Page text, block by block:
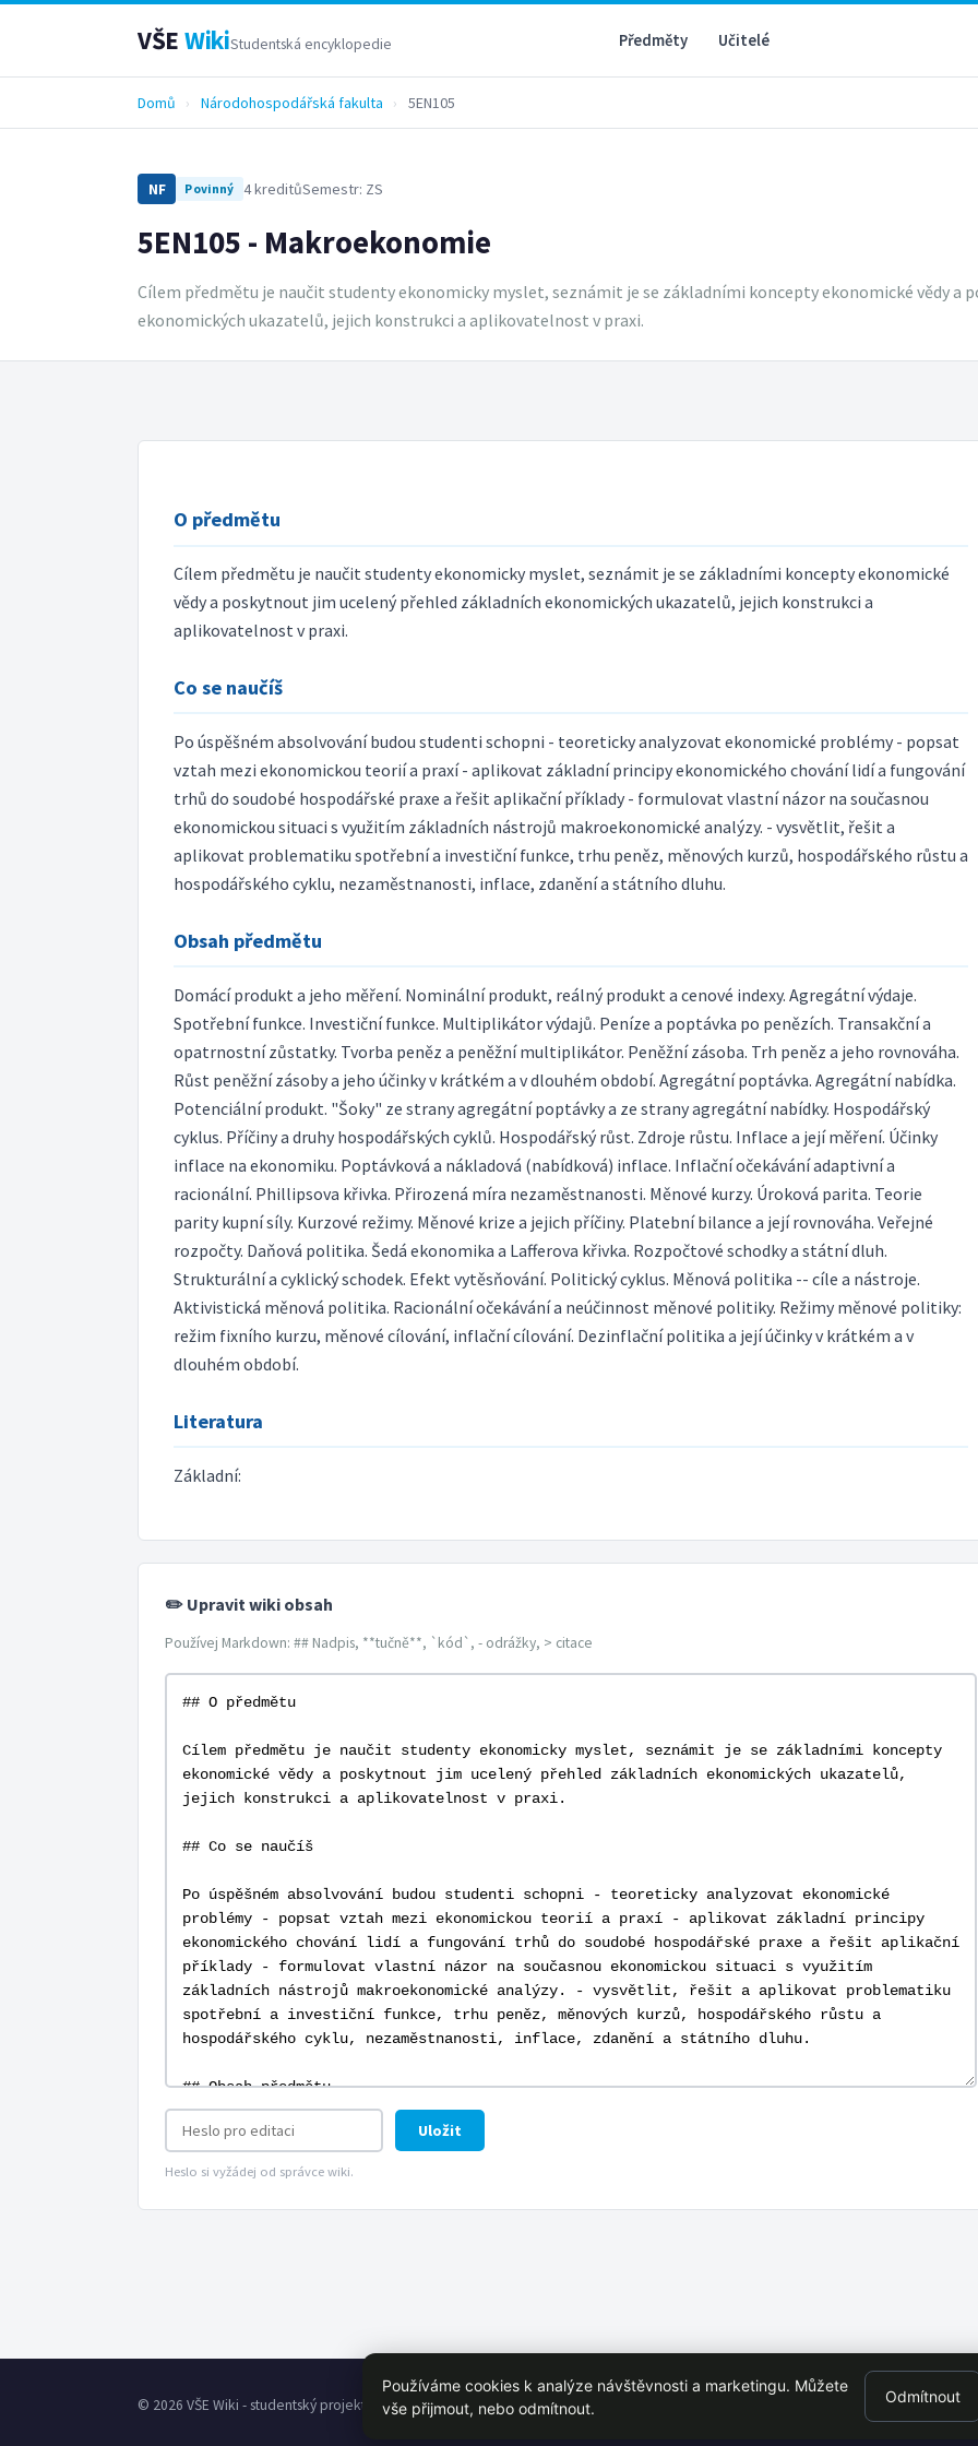
VŠE WikiStudentská encyklopedie Předměty Učitelé
Domů › Národohospodářská fakulta › 5EN105
NF Povinný 4 kreditůSemestr: ZS
5EN105 - Makroekonomie
Cílem předmětu je naučit studenty ekonomicky myslet, seznámit je se základními koncepty ekonomické vědy a
ekonomických ukazatelů, jejich konstrukci a aplikovatelnost v praxi.
O předmětu
Cílem předmětu je naučit studenty ekonomicky myslet, seznámit je se základními koncepty ekonomické
vědy a poskytnout jim ucelený přehled základních ekonomických ukazatelů, jejich konstrukci a
aplikovatelnost v praxi.
Co se naučíš
Po úspěšném absolvování budou studenti schopni - teoreticky analyzovat ekonomické problémy - popsat
vztah mezi ekonomickou teorií a praxí - aplikovat základní principy ekonomického chování lidí a fungování
trhů do soudobé hospodářské praxe a řešit aplikační příklady - formulovat vlastní názor na současnou
ekonomickou situaci s využitím základních nástrojů makroekonomické analýzy. - vysvětlit, řešit a
aplikovat problematiku spotřební a investiční funkce, trhu peněz, měnových kurzů, hospodářského růstu a
hospodářského cyklu, nezaměstnanosti, inflace, zdanění a státního dluhu.
Obsah předmětu
Domácí produkt a jeho měření. Nominální produkt, reálný produkt a cenové indexy. Agregátní výdaje.
Spotřební funkce. Investiční funkce. Multiplikátor výdajů. Peníze a poptávka po penězích. Transakční a
opatrnostní zůstatky. Tvorba peněz a peněžní multiplikátor. Peněžní zásoba. Trh peněz a jeho rovnováha.
Růst peněžní zásoby a jeho účinky v krátkém a v dlouhém období. Agregátní poptávka. Agregátní nabídka.
Potenciální produkt. "Šoky" ze strany agregátní poptávky a ze strany agregátní nabídky. Hospodářský
cyklus. Příčiny a druhy hospodářských cyklů. Hospodářský růst. Zdroje růstu. Inflace a její měření. Účinky
inflace na ekonomiku. Poptávková a nákladová (nabídková) inflace. Inflační očekávání adaptivní a
racionální. Phillipsova křivka. Přirozená míra nezaměstnanosti. Měnové kurzy. Úroková parita. Teorie
parity kupní síly. Kurzové režimy. Měnové krize a jejich příčiny. Platební bilance a její rovnováha. Veřejné
rozpočty. Daňová politika. Šedá ekonomika a Lafferova křivka. Rozpočtové schodky a státní dluh.
Strukturální a cyklický schodek. Efekt vytěsňování. Politický cyklus. Měnová politika -- cíle a nástroje.
Aktivistická měnová politika. Racionální očekávání a neúčinnost měnové politiky. Režimy měnové politiky:
režim fixního kurzu, měnové cílování, inflační cílování. Dezinflační politika a její účinky v krátkém a v
dlouhém období.
Literatura
Základní:
✏️ Upravit wiki obsah
Používej Markdown: ## Nadpis, **tučně**, `kód`, - odrážky, > citace
Uložit
Heslo si vyžádej od správce wiki.
© 2026 VŠE Wiki - studentský projekt, není oficálně spojen s VŠE Praha
Používáme cookies k analýze návštěvnosti a marketingu. Můžete
vše přijmout, nebo odmítnout.
Odmítnout